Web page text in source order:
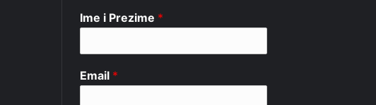
Ime i Prezime *
Email *